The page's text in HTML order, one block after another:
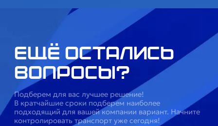
Ещё остались
вопросы?
Подберем для вас лучшее решение!
В кратчайшие сроки подберем наиболее
подходящий для вашей компании вариант. Начните
контролировать транспорт уже сегодня!